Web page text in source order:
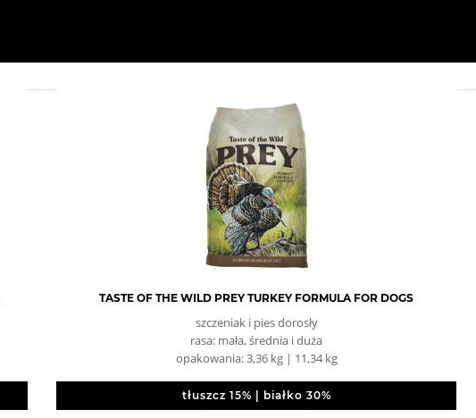
TASTE OF THE WILD PREY TURKEY FORMULA FOR DOGS
szczeniak i pies dorosły
rasa: mała, średnia i duża
opakowania: 3,36 kg | 11,34 kg
tłuszcz 15% | białko 30%